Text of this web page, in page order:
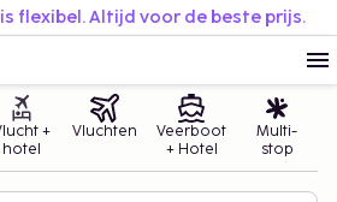
flexibel. Altijd voor de beste prijs.
+
hotel
Vluchten
Veerboot
+ Hotel
Multi-
stop